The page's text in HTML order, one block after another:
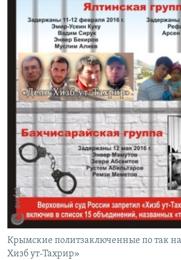
Крымские политзаключенные по так
Хизб ут-Тахрир»